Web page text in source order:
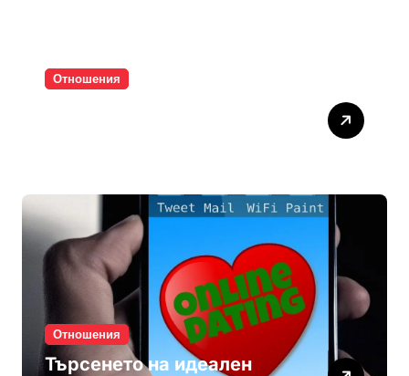
Отношения
Отношения
Търсенето на идеален